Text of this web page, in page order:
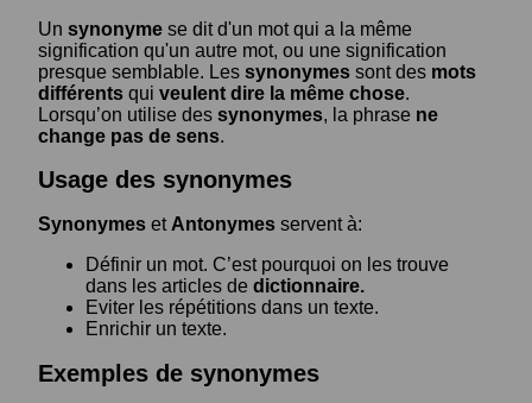
Un synonyme se dit d'un mot qui a la même
signification qu'un autre mot, ou une signification
presque semblable. Les synonymes sont des mots
différents qui veulent dire la même chose.
Lorsqu’on utilise des synonymes, la phrase ne
change pas de sens.
Usage des synonymes
Synonymes et Antonymes servent à:
Définir un mot. C’est pourquoi on les trouve
dans les articles de dictionnaire.
Eviter les répétitions dans un texte.
Enrichir un texte.
Exemples de synonymes